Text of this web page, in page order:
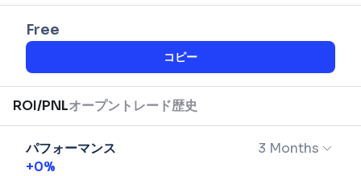
Free
コピー
ROI/PNLオープントレード歴史
パフォーマンス
3 Months
+0%